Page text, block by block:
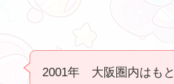
2001年 大阪圏内はも